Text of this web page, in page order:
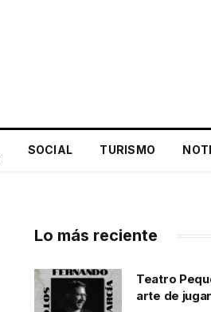
SOCIAL TURISMO
Lo más reciente
Teatro
arte de